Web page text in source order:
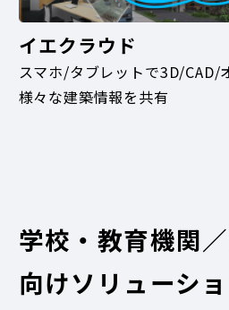
イエクラウド
スマホ/タブレットで3D/CAD/
様々な建築情報を共有
学校・教育機関
向けソリューシ